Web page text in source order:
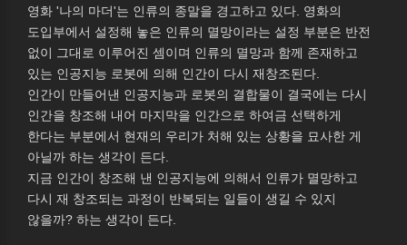
영화 '나의 마더'는 인류의 종말을 경고하고 있다. 영화의
도입부에서 설정해 놓은 인류의 멸망이라는 설정 부분은 반전
없이 그대로 이루어진 셈이며 인류의 멸망과 함께 존재하고
있는 인공지능 로봇에 의해 인간이 다시 재창조된다.
인간이 만들어낸 인공지능과 로봇의 결합물이 결국에는 다시
인간을 창조해 내어 마지막을 인간으로 하여금 선택하게
한다는 부분에서 현재의 우리가 처해 있는 상황을 묘사한 게
아닐까 하는 생각이 든다.
지금 인간이 창조해 낸 인공지능에 의해서 인류가 멸망하고
다시 재 창조되는 과정이 반복되는 일들이 생길 수 있지
않을까? 하는 생각이 든다.